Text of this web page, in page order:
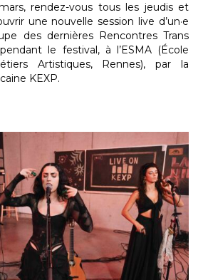
rendez-vous tous les jeudis et
une nouvelle session live d’un·e
des dernières Rencontres Trans
le festival, à l’ESMA (École
Artistiques, Rennes), par la
KEXP.